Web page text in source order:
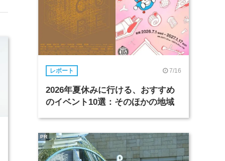
レポート 7/16
2026年夏休みに行ける、おすすめ
のイベント10選：そのほかの地域
PR